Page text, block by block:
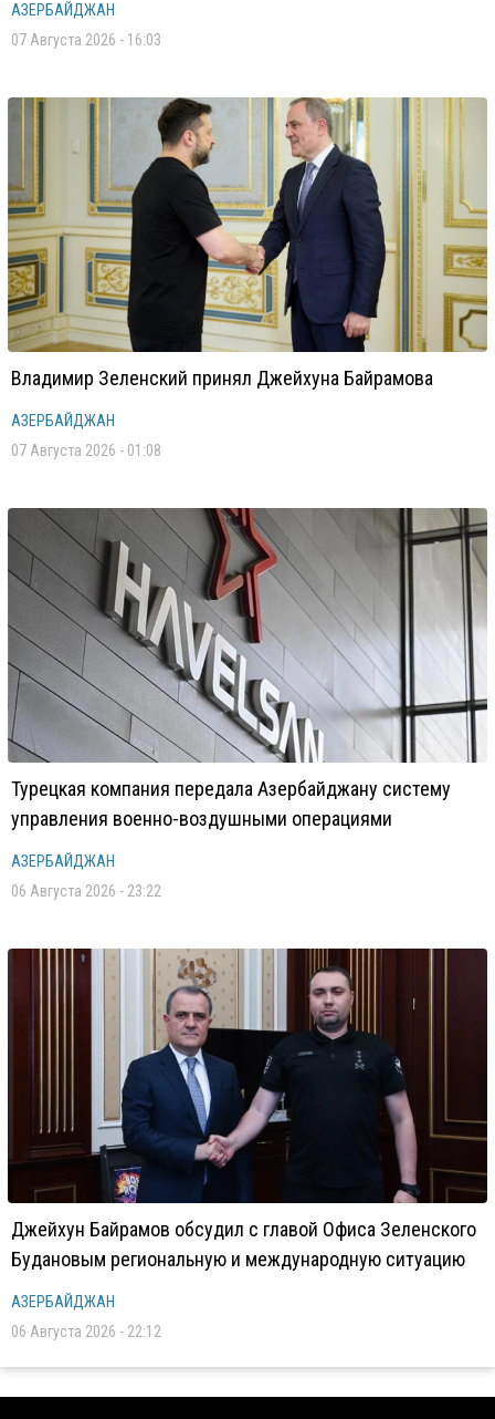
АЗЕРБАЙДЖАН
07 Августа 2026 - 16:03
Владимир Зеленский принял Джейхуна Байрамова
АЗЕРБАЙДЖАН
07 Августа 2026 - 01:08
Турецкая компания передала Азербайджану систему
управления военно-воздушными операциями
АЗЕРБАЙДЖАН
06 Августа 2026 - 23:22
Джейхун Байрамов обсудил с главой Офиса Зеленского
Будановым региональную и международную ситуацию
АЗЕРБАЙДЖАН
06 Августа 2026 - 22:12